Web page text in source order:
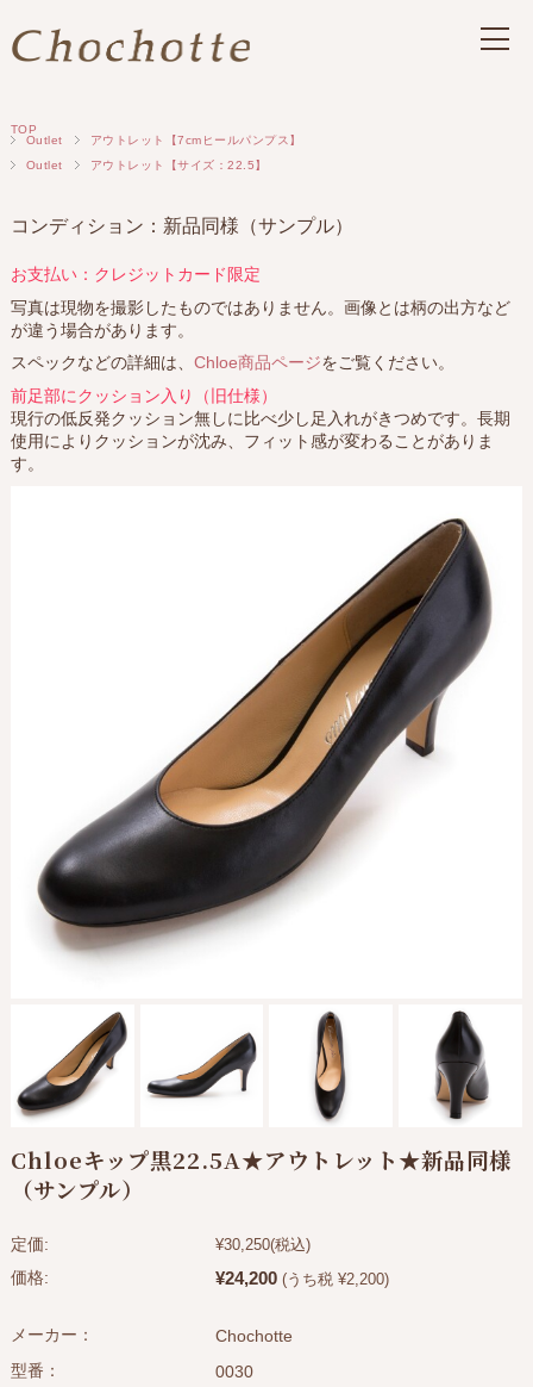
TOP
Outlet
アウトレット【7cmヒールパンプス】
Outlet
アウトレット【サイズ：22.5】
コンディション：新品同様（サンプル）
お支払い：クレジットカード限定
写真は現物を撮影したものではありません。画像とは柄の出方など
が違う場合があります。
スペックなどの詳細は、 Chloe商品ページをご覧ください。
前足部にクッション入り（旧仕様）
現行の低反発クッション無しに比べ少し足入れがきつめです。長期
使用によりクッションが沈み、フィット感が変わることがありま
す。
Chloeキップ黒22.5A★アウトレット★新品同様
（サンプル）
定価: ¥30,250(税込)
価格:
¥24,200 (うち税 ¥2,200)
メーカー：
Chochotte
型番：
0030